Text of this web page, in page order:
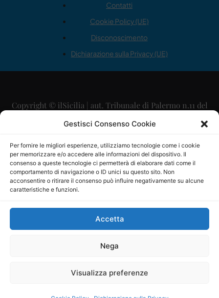
Gestisci Consenso Cookie
Per fornire le migliori esperienze, utilizziamo tecnologie come i cookie
per memorizzare e/o accedere alle informazioni del dispositivo. Il
consenso a queste tecnologie ci permetterà di elaborare dati come il
comportamento di navigazione o ID unici su questo sito. Non
acconsentire o ritirare il consenso può influire negativamente su alcune
caratteristiche e funzioni.
Accetta
Nega
Visualizza preferenze
Contatti
Cookie Policy (UE)
Disconoscimento
Dichiarazione sulla Privacy (UE)
Copyright © ilSicilia | aut. Tribunale di Palermo n.11 del
29/09/2015
Direttore Editoriale: Maurizio Scaglione
Direttore Responsabile: Maria Calabrese
P.IVA: 06334930820
Mercurio Comunicazione Società Cooperativa a r.l. è
iscritta al Registro degli Operatori di Comunicazione al
Sito gestito daLa Digitale srl–info@ladigitale.it